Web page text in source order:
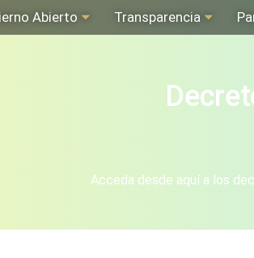
Abierto Transparencia
Acceda desde aquí a los